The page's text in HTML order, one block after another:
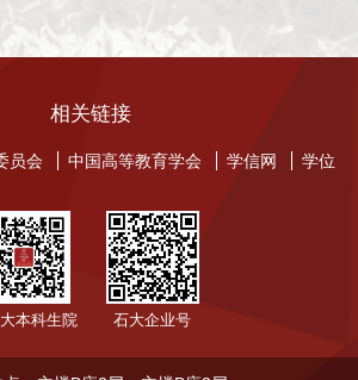
相关链接
员会 中国高等教育学会 学信网
学位
本科生院 石大企业号